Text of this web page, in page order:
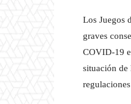
Los Juegos
graves
COVID-19
situación de